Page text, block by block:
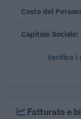
Costo del
Capitale Sociale
Verifica i
Fatturato e